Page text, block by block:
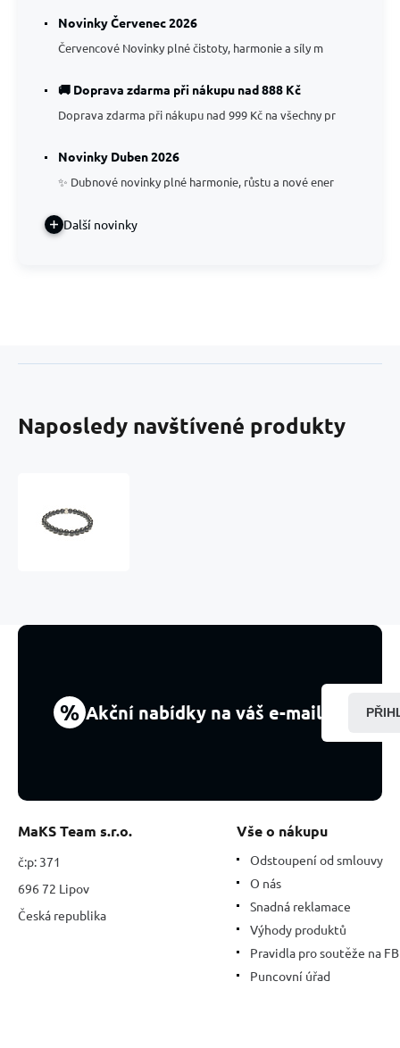
Novinky Červenec 2026
Červencové Novinky plné čistoty, harmonie a síly m
🚚 Doprava zdarma při nákupu nad 888 Kč
Doprava zdarma při nákupu nad 999 Kč na všechny pr
Novinky Duben 2026
✨ Dubnové novinky plné harmonie, růstu a nové ener
Další novinky
Naposledy navštívené produkty
6
-
17
% Akční nabídky na váš e-mail
MaKS Team s.r.o.
č:p: 371
696 72 Lipov
Česká republika
Vše o nákupu
Odstoupení od smlouvy
O nás
Snadná reklamace
Výhody produktů
Pravidla pro soutěže na FB
Puncovní úřad